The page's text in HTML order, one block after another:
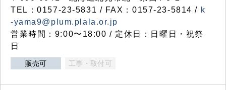
TEL：0157-23-5831 / FAX：0157-23-5814 / k
-yama9@plum.plala.or.jp
営業時間：9:00〜18:00 / 定休日：日曜日・祝祭
日
販売可 工事・取付可